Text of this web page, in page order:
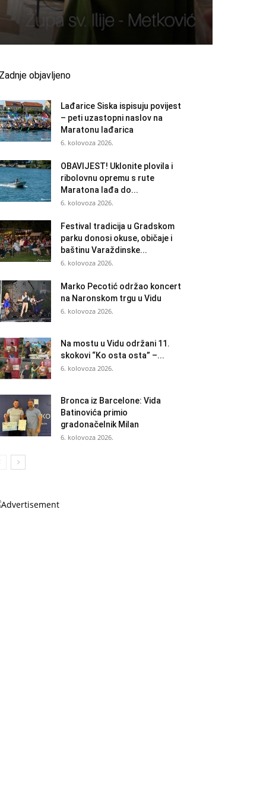
objavljeno
Lađarice Siska ispisuju povijest
– peti uzastopni naslov na
Maratonu lađarica
6. kolovoza 2026.
OBAVIJEST! Uklonite plovila i
ribolovnu opremu s rute
Maratona lađa do...
6. kolovoza 2026.
Festival tradicija u Gradskom
parku donosi okuse, običaje i
baštinu Varaždinske...
6. kolovoza 2026.
Marko Pecotić održao koncert
na Naronskom trgu u Vidu
6. kolovoza 2026.
Na mostu u Vidu održani 11.
skokovi “Ko osta osta” –...
6. kolovoza 2026.
Bronca iz Barcelone: Vida
Batinovića primio
gradonačelnik Milan
6. kolovoza 2026.